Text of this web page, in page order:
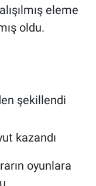
eleme
oldu.
şekillendi
kazandı
oyunlara